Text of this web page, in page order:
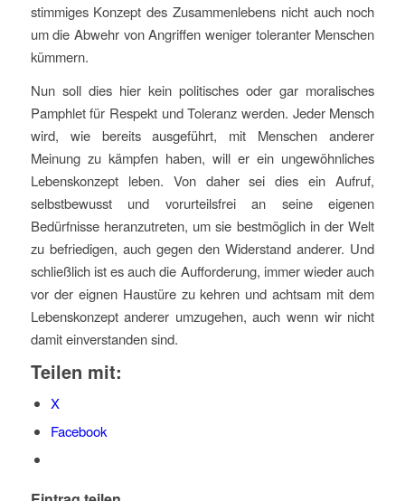
stimmiges Konzept des Zusammenlebens nicht auch noch
um die Abwehr von Angriffen weniger toleranter Menschen
kümmern.
Nun soll dies hier kein politisches oder gar moralisches
Pamphlet für Respekt und Toleranz werden. Jeder Mensch
wird, wie bereits ausgeführt, mit Menschen anderer
Meinung zu kämpfen haben, will er ein ungewöhnliches
Lebenskonzept leben. Von daher sei dies ein Aufruf,
selbstbewusst und vorurteilsfrei an seine eigenen
Bedürfnisse heranzutreten, um sie bestmöglich in der Welt
zu befriedigen, auch gegen den Widerstand anderer. Und
schließlich ist es auch die Aufforderung, immer wieder auch
vor der eignen Haustüre zu kehren und achtsam mit dem
Lebenskonzept anderer umzugehen, auch wenn wir nicht
damit einverstanden sind.
Teilen mit:
X
Facebook